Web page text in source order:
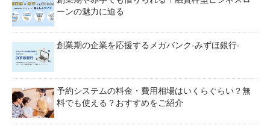
ーンの魅力に迫る
創業期の企業を応援するメガバンク-みずほ銀行-
予約システムの料金・費用相場はいくらぐらい？無
料でも使える？おすすめをご紹介